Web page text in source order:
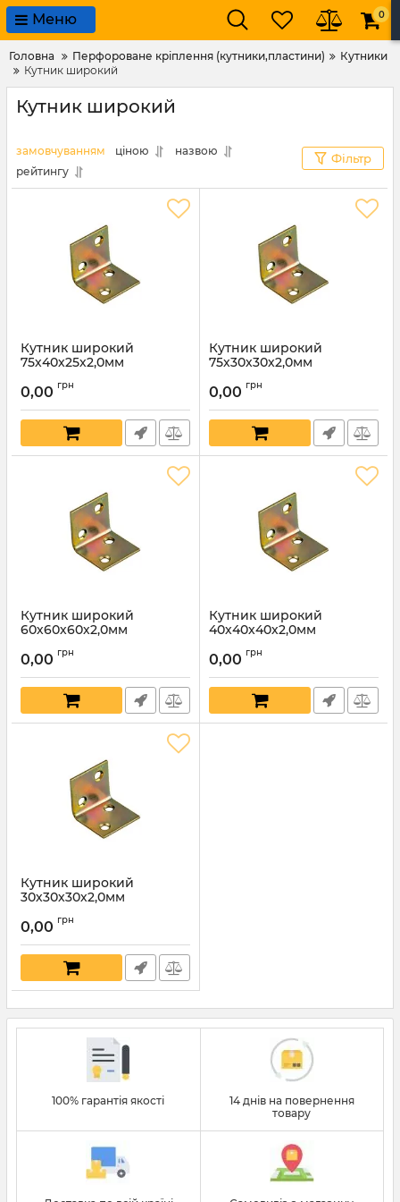
Меню 0
Головна Перфороване кріплення (кутники,пластини)
Кутники
Кутник широкий
Кутник широкий
замовчуванням ціною
назвою
рейтингу
Фільтр
Кутник широкий
75х40х25х2,0мм
0,00 грн
Кутник широкий
75х30х30х2,0мм
0,00 грн
Кутник широкий
60х60х60х2,0мм
0,00 грн
Кутник широкий
40х40х40х2,0мм
0,00 грн
Кутник широкий
30х30х30х2,0мм
0,00 грн
100% гарантія якості
14 днів на повернення
товару